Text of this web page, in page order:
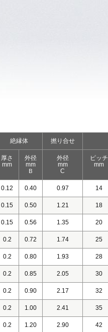
絶縁体 撚り合せ
厚さ
mm
外径
mm
Ｂ
外径
mm
C
ピッチ
mm
0.12 0.40 0.97 14
0.15 0.50 1.21 18
0.15 0.56 1.35 20
0.2 0.72 1.74 25
0.2 0.80 1.93 28
0.2 0.85 2.05 30
0.2 0.90 2.17 32
0.2 1.00 2.41 35
0.2 1.20 2.90 42